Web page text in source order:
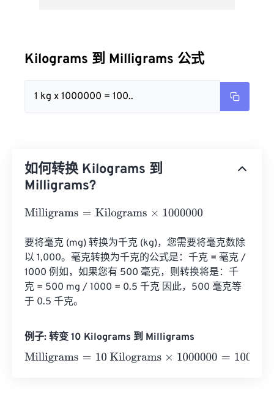
Kilograms 到 Milligrams 公式
1 kg x 1000000 = 100..
如何转换 Kilograms 到
Milligrams?
Milligrams=Kilograms×1000000
要将毫克 (mg) 转换为千克 (kg)，您需要将毫克数除
以 1,000。毫克转换为千克的公式是：千克 = 毫克 /
1000 例如，如果您有 500 毫克，则转换将是：千
克 = 500 mg / 1000 = 0.5 千克 因此，500 毫克等
于 0.5 千克。
例子: 转变 10 Kilograms 到 Milligrams
Milligrams=10 Kilograms×1000000=10000000